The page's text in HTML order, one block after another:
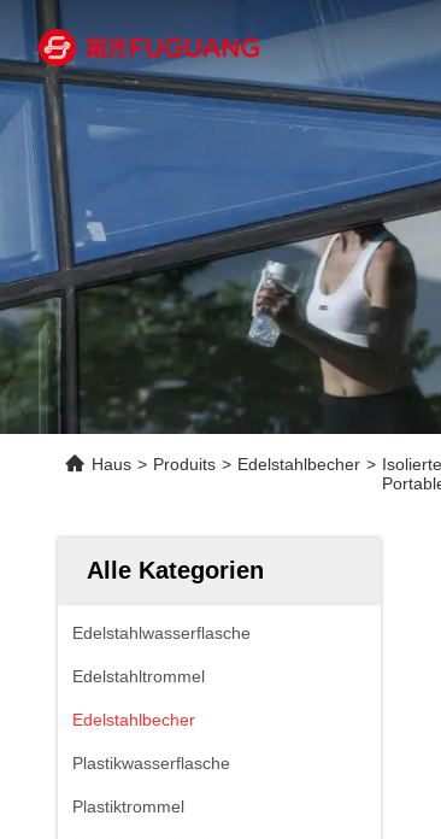
Haus > Produits > Edelstahlbecher >
Alle Kategorien
Edelstahlwasserflasche
Edelstahltrommel
Edelstahlbecher
Plastikwasserflasche
Plastiktrommel